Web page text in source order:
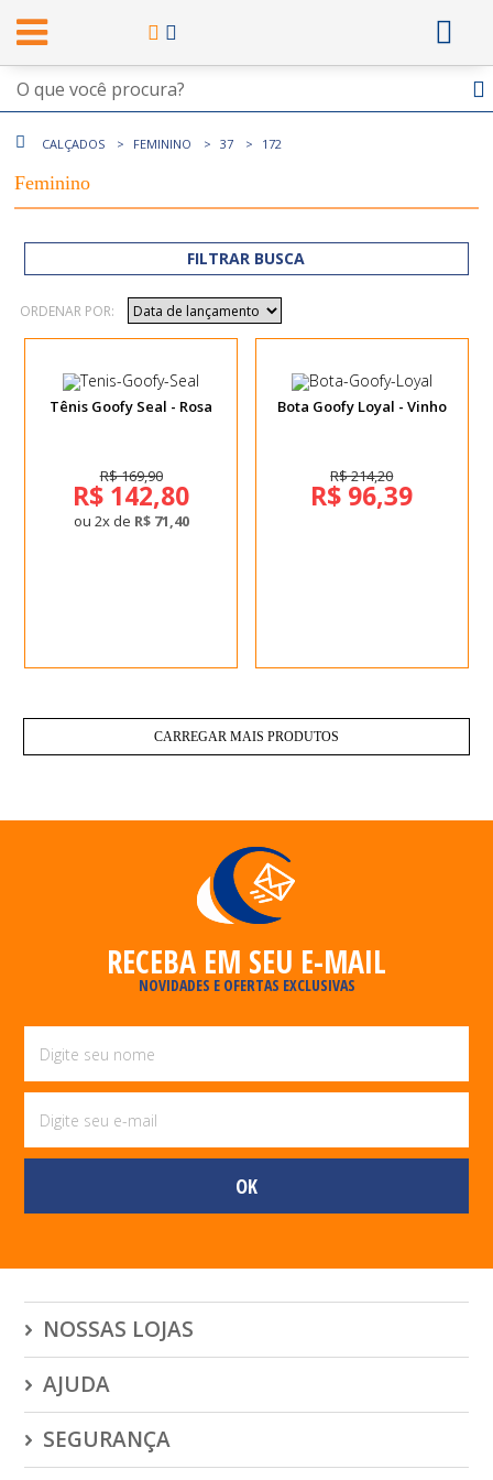
CALÇADOS FEMININO 37 172
Feminino
FILTRAR BUSCA
ORDENAR POR:
Tênis Goofy Seal - Rosa
R$ 169,90
R$ 142,80
ou 2x de R$ 71,40
Bota Goofy Loyal - Vinho
R$ 214,20
R$ 96,39
CARREGAR MAIS PRODUTOS
RECEBA EM SEU E-MAIL
NOVIDADES E OFERTAS EXCLUSIVAS
NOSSAS LOJAS
AJUDA
SEGURANÇA